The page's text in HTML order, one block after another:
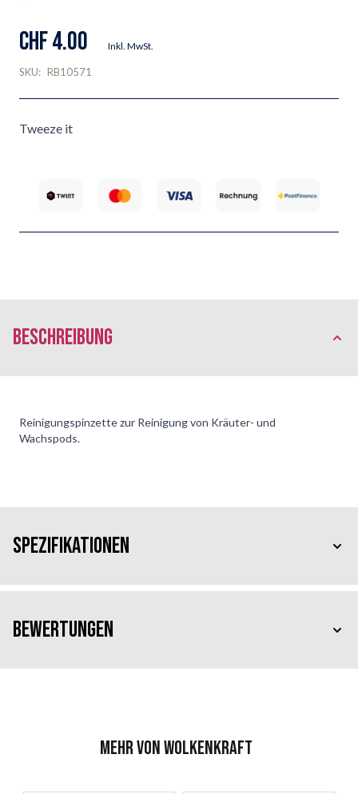
CHF 4.00 Inkl. MwSt.
SKU: RB10571
Tweeze it
Beschreibung
Reinigungspinzette zur Reinigung von Kräuter- und
Wachspods.
Spezifikationen
Bewertungen
Mehr von Wolkenkraft